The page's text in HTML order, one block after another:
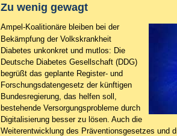
Zu wenig gewagt
Ampel-Koalitionäre bleiben bei der
Bekämpfung der Volkskrankheit
Diabetes unkonkret und mutlos: Die
Deutsche Diabetes Gesellschaft (DDG)
begrüßt das geplante Register- und
Forschungsdatengesetz der künftigen
Bundesregierung, das helfen soll,
bestehende Versorgungsprobleme durch
Digitalisierung besser zu lösen. Auch die
Weiterentwicklung des Präventionsgesetzes und